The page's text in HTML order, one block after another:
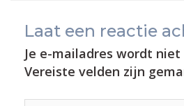
Laat een reactie
Je e-mailadres wordt
Vereiste velden zijn